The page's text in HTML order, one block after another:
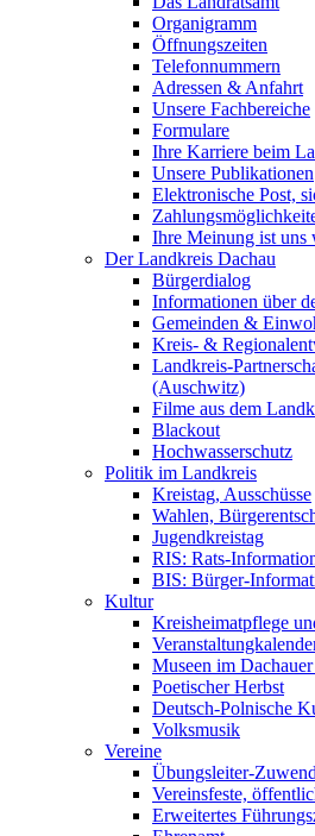
Organigramm
Öffnungszeiten
Telefonnummern
Adressen & Anfahrt
Unsere Fachbereiche
Formulare
Ihre Karriere beim
Unsere Publikationen
Elektronische Post,
Ihre Meinung ist uns
Der Landkreis Dachau
Bürgerdialog
Informationen über
Gemeinden &
Kreis- &
Landkreis-
(Auschwitz)
Filme aus dem
Blackout
Hochwasserschutz
Politik im Landkreis
Kreistag, Ausschüsse
Wahlen,
Jugendkreistag
RIS: Rats-
BIS: Bürger-
Kultur
Kreisheimatpflege
Museen im
Poetischer Herbst
Deutsch-Polnische
Volksmusik
Vereine
Übungsleiter-
Vereinsfeste,
Erweitertes